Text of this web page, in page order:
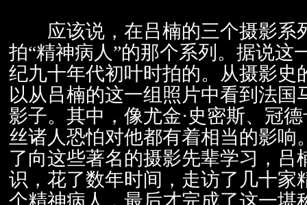
应该说，在吕楠的三个摄影系
拍“精神病人”的那个系列。据说这
纪九十年代初叶时拍的。从摄影史
以从吕楠的这一组照片中看到法国
影子。其中，像尤金·史密斯、冠
丝诸人恐怕对他都有着相当的影响
了向这些著名的摄影先辈学习，吕
识，花了数年时间，走访了几十家
个精神病人，最后才完成了这一堪